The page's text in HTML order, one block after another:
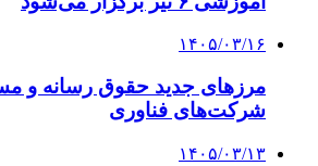
۱۴۰۵/۰۳/۱۶
مرزهای جدید حقوق رسانه و
شرکت‌های فناوری
۱۴۰۵/۰۳/۱۳